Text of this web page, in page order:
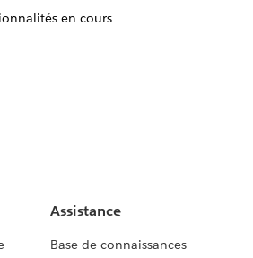
en cours
Assistance
Base de connaissances